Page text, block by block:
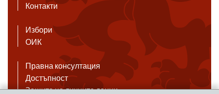
Контакти
Избори
ОИК
Правна консултация
Достъпност
Защита на личните данни